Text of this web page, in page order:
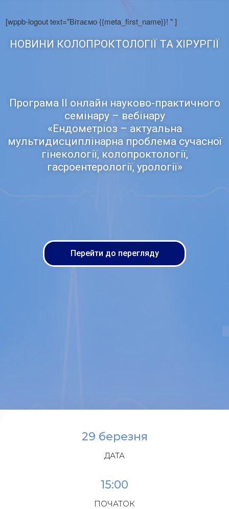
[wppb-logout text="Вітаємо {{meta_first_name}}! " ]
НОВИНИ КОЛОПРОКТОЛОГІЇ ТА ХІРУРГІЇ
Програма ІІ онлайн науково-практичного
семінару – вебінару
«Ендометріоз – актуальна
мультидисциплінарна проблема сучасної
гінекології, колопроктології,
гасроентерології, урології»
Перейти до перегляду
29 березня
ДАТА
15:00
ПОЧАТОК